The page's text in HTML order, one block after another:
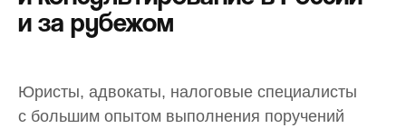
и за рубежом
Юристы, адвокаты, налоговые специалисты
с большим опытом выполнения поручений